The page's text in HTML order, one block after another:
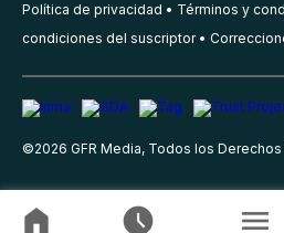
Política de privacidad Términos y
condiciones del suscriptor
©2026 GFR Media, Todos los